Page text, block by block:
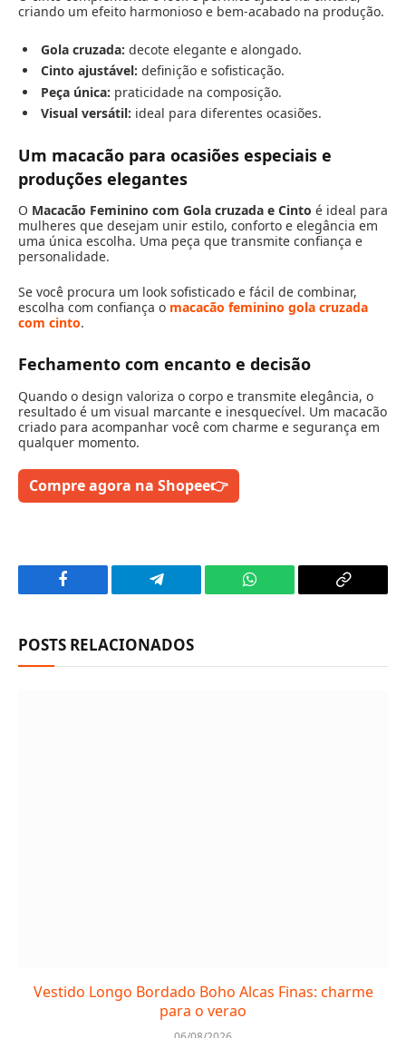
criando um efeito harmonioso e bem-acabado na produção.
Gola cruzada: decote elegante e alongado.
Cinto ajustável: definição e sofisticação.
Peça única: praticidade na composição.
Visual versátil: ideal para diferentes ocasiões.
Um macacão para ocasiões especiais e
produções elegantes
O Macacão Feminino com Gola cruzada e Cinto é ideal para
mulheres que desejam unir estilo, conforto e elegância em
uma única escolha. Uma peça que transmite confiança e
personalidade.
Se você procura um look sofisticado e fácil de combinar,
escolha com confiança o macacão feminino gola cruzada
com cinto.
Fechamento com encanto e decisão
Quando o design valoriza o corpo e transmite elegância, o
resultado é um visual marcante e inesquecível. Um macacão
criado para acompanhar você com charme e segurança em
qualquer momento.
Compre agora na Shopee👉
Facebook Telegram WhatsApp
Copy
POSTS RELACIONADOS
Vestido Longo Bordado Boho Alcas Finas: charme
para o verao